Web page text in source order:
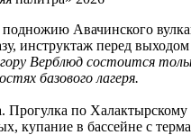
подножию Авачинского
инструктаж перед
Верблюд состоится
базового лагеря.
Прогулка по Халактырскому
купание в бассейне с